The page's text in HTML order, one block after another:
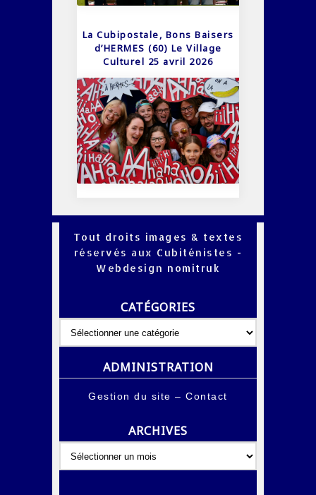
La Cubipostale, Bons Baisers
d’HERMES (60) Le Village
Culturel 25 avril 2026
Tout droits images & textes
réservés aux Cubiténistes -
Webdesign nomitruk
CATÉGORIES
ADMINISTRATION
Gestion du site –Contact
ARCHIVES